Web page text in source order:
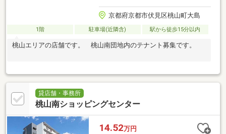
京都府京都市伏見区桃山町大島
1階 駐車場(近隣含) 駅から徒歩15分以内
桃山エリアの店舗です。 桃山南団地内のテナント募集です。
貸店舗・事務所
桃山南ショッピングセンター
14.52万円